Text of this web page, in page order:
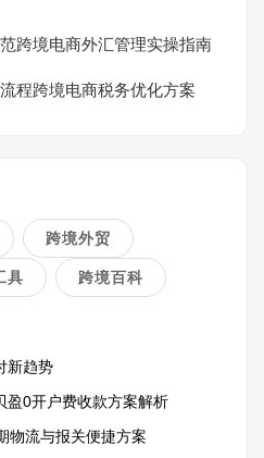
跨境电商外汇管理实操指南
程跨境电商税务优化方案
跨境外贸
具 跨境百科
新趋势
盈0开户费收款方案解析
物流与报关便捷方案